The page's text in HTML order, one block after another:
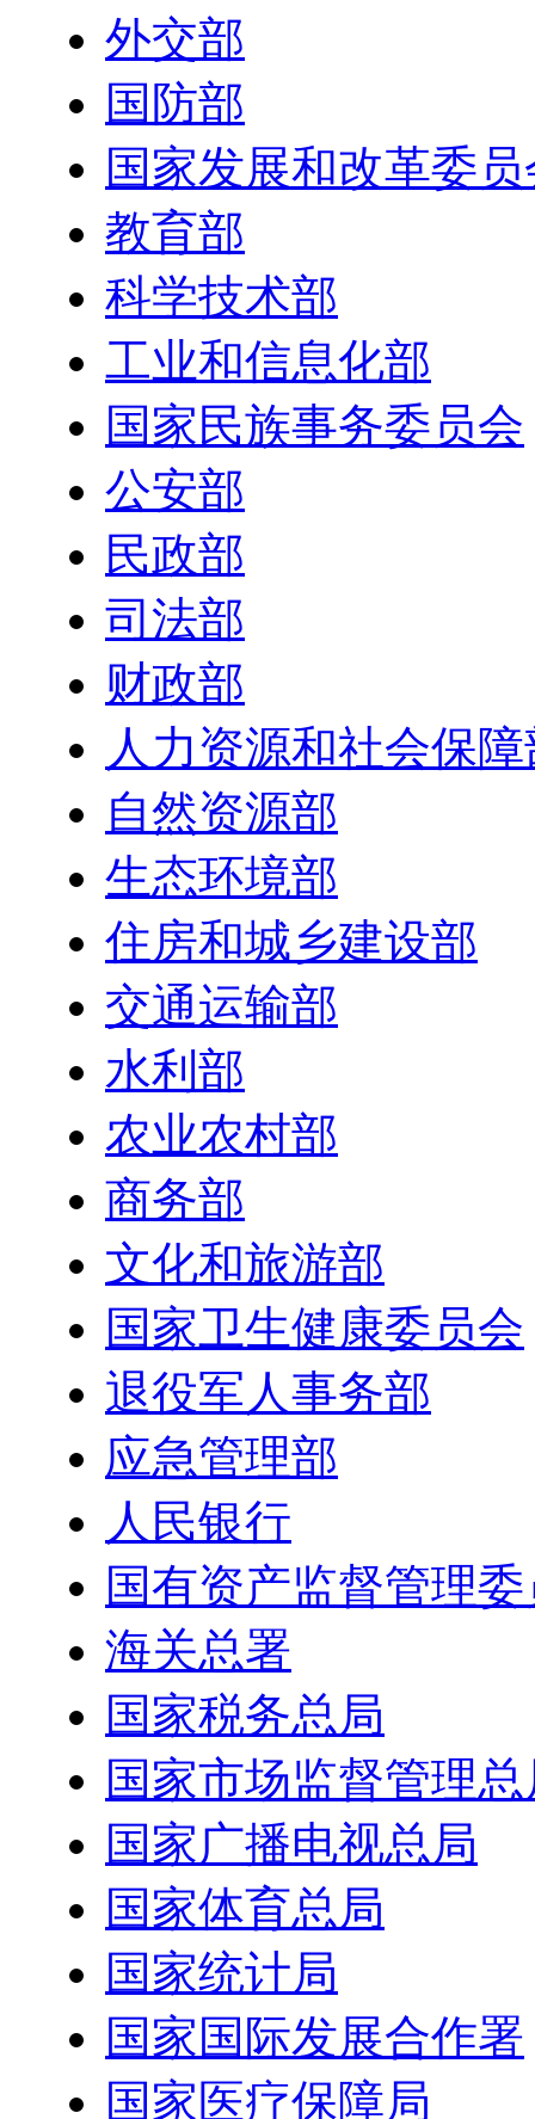
外交部
国防部
国家发展和改革委
教育部
科学技术部
工业和信息化部
国家民族事务委员会
公安部
民政部
司法部
财政部
人力资源和社会保
自然资源部
生态环境部
住房和城乡建设部
交通运输部
水利部
农业农村部
商务部
文化和旅游部
国家卫生健康委员会
退役军人事务部
应急管理部
人民银行
国有资产监督管理
海关总署
国家税务总局
国家市场监督管理
国家广播电视总局
国家体育总局
国家统计局
国家国际发展合作署
国家医疗保障局